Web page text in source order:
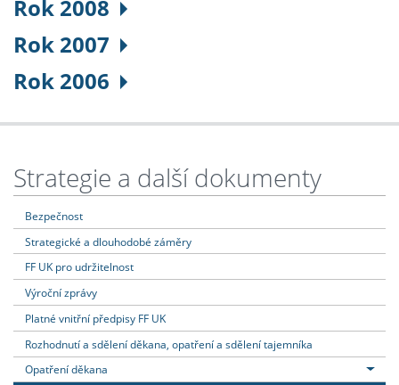
Rok 2008
Rok 2007
Rok 2006
Strategie a další dokumenty
Bezpečnost
Strategické a dlouhodobé záměry
FF UK pro udržitelnost
Výroční zprávy
Platné vnitřní předpisy FF UK
Rozhodnutí a sdělení děkana, opatření a sdělení tajemníka
Opatření děkana